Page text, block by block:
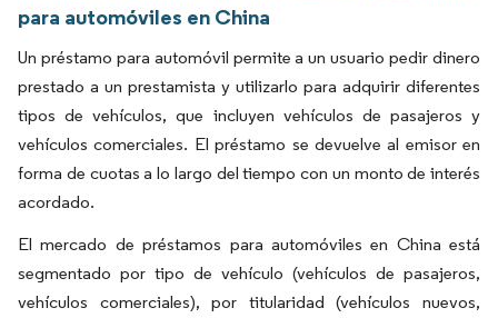
para automóviles en China
Un préstamo para automóvil permite a un usuario pedir dinero
prestado a un prestamista y utilizarlo para adquirir diferentes
tipos de vehículos, que incluyen vehículos de pasajeros y
vehículos comerciales. El préstamo se devuelve al emisor en
forma de cuotas a lo largo del tiempo con un monto de interés
acordado.
El mercado de préstamos para automóviles en China está
segmentado por tipo de vehículo (vehículos de pasajeros,
vehículos comerciales), por titularidad (vehículos nuevos,